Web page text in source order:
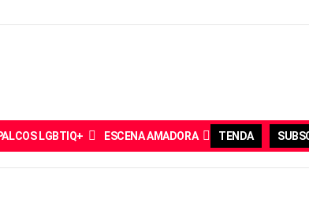
LGBTIQ+ ESCENA AMADORA TENDA